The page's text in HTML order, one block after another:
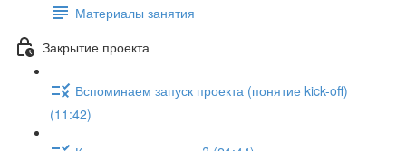
Материалы занятия
Закрытие проекта
Вспоминаем запуск проекта (понятие kick-off)
(11:42)